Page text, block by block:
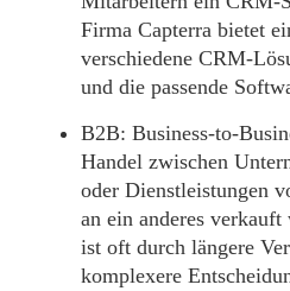
Firma Capterra bietet
verschiedene CRM-
und die passende
B2B: Business-to-
Handel zwischen
oder Dienstleistungen
an ein anderes
ist oft durch längere
komplexere